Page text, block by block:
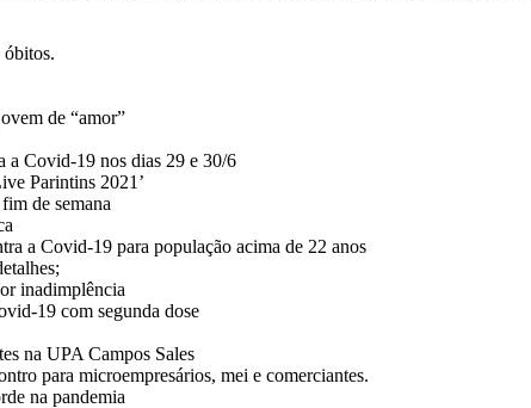
óbitos.
de “amor”
a Covid-19 nos dias 29 e 30/6
Parintins 2021’
de semana
a Covid-19 para população acima de 22 anos
inadimplência
19 com segunda dose
na UPA Campos Sales
para microempresários, mei e comerciantes.
na pandemia